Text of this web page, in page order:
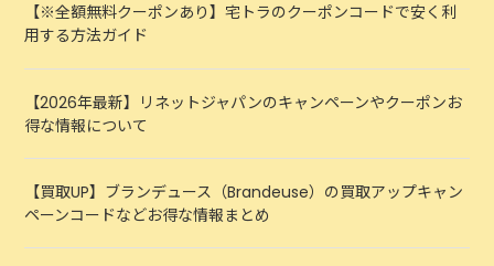
【※全額無料クーポンあり】宅トラのクーポンコードで安く利
用する方法ガイド
【2026年最新】リネットジャパンのキャンペーンやクーポンお
得な情報について
【買取UP】ブランデュース（Brandeuse）の買取アップキャン
ペーンコードなどお得な情報まとめ